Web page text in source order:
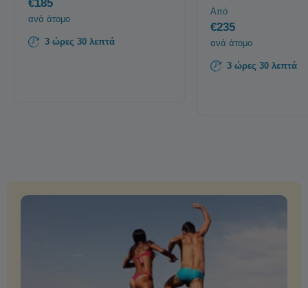
€185
ανά άτομο
3 ώρες 30 λεπτά
Από
€235
ανά άτομο
3 ώρες 30 λεπτά